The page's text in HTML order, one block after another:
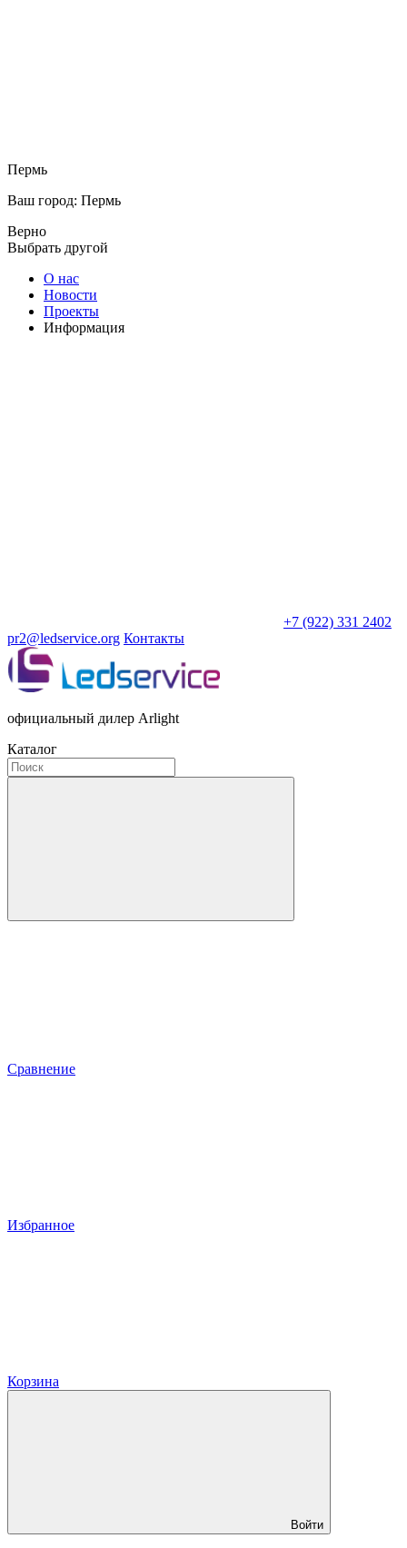
Пермь
Ваш город: Пермь
Верно
Выбрать другой
О нас
Новости
Проекты
Информация
+7 (922) 331 2402
pr2@ledservice.org Контакты
официальный дилер Arlight
Каталог
Сравнение
Избранное
Корзина
Войти